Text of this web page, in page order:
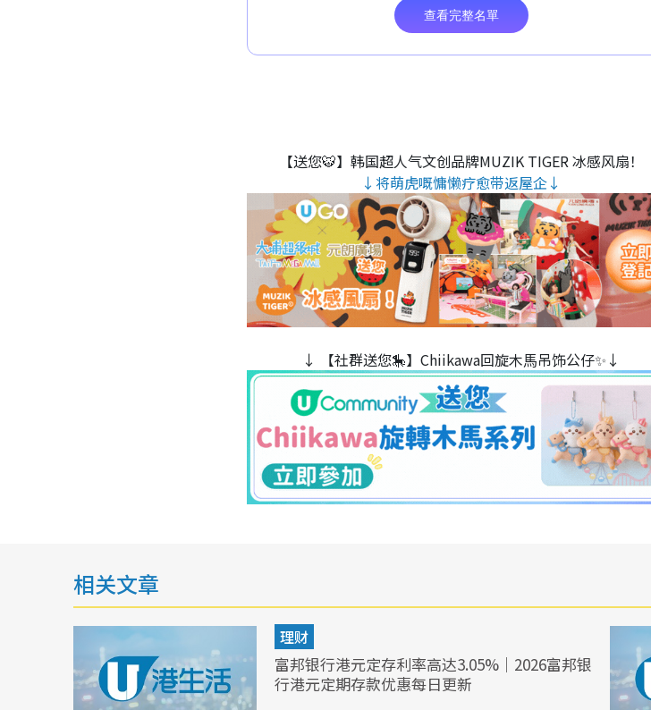
【送您🐯】韩国超人气文创品牌MUZIK TIGER 冰感风扇！
↓将萌虎嘅慵懒疗愈带返屋企↓
↓ 【社群送您🎠】Chiikawa回旋木⾺吊饰公仔✨↓
相关文章
理财
富邦银行港元定存利率高达3.05%｜2026富邦银
行港元定期存款优惠每日更新